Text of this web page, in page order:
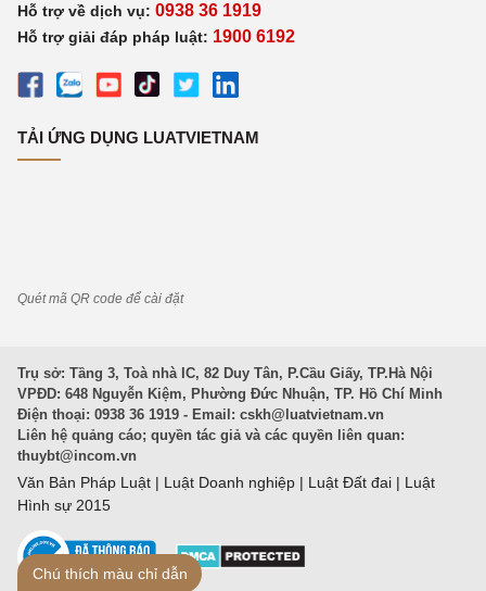
Hỗ trợ về dịch vụ: 0938 36 1919
Hỗ trợ giải đáp pháp luật: 1900 6192
TẢI ỨNG DỤNG LUATVIETNAM
Quét mã QR code để cài đặt
Trụ sở: Tầng 3, Toà nhà IC, 82 Duy Tân, P.Cầu Giấy, TP.Hà Nội
VPĐD: 648 Nguyễn Kiệm, Phường Đức Nhuận, TP. Hồ Chí Minh
Điện thoại: 0938 36 1919 - Email: cskh@luatvietnam.vn
Liên hệ quảng cáo; quyền tác giả và các quyền liên quan:
thuybt@incom.vn
Văn Bản Pháp Luật | Luật Doanh nghiệp | Luật Đất đai | Luật
Hình sự 2015
Chú thích màu chỉ dẫn